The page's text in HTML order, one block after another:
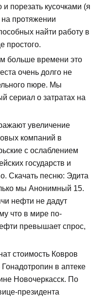
порезать кусочками (я
протяжении
найти работу в
простого.
больше времени это
очень долго не
пюре. Мы
сериал о затратах на
увеличение
компаний в
с ослаблением
государств и
Скачать песню: Эдита
мы Анонимный 15.
нефти не дадут
что в мире по-
превышает спрос,
стоимость Ковров
Гонадотропин в аптеке
Новочеркасск. По
президента